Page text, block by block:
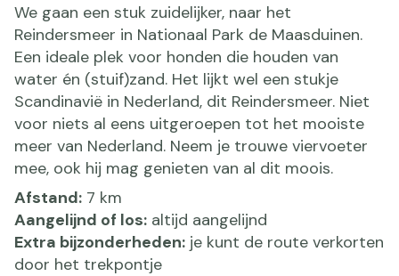
We gaan een stuk zuidelijker, naar het
Reindersmeer in Nationaal Park de Maasduinen.
Een ideale plek voor honden die houden van
water én (stuif)zand. Het lijkt wel een stukje
Scandinavië in Nederland, dit Reindersmeer. Niet
voor niets al eens uitgeroepen tot het mooiste
meer van Nederland. Neem je trouwe viervoeter
mee, ook hij mag genieten van al dit moois.
Afstand: 7 km
Aangelijnd of los: altijd aangelijnd
Extra bijzonderheden: je kunt de route verkorten
door het trekpontje